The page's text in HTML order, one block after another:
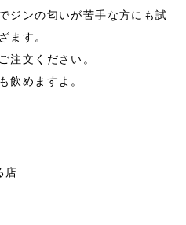
ジンの匂いが苦手な方にも試
ます。
注文ください。
飲めますよ。
店